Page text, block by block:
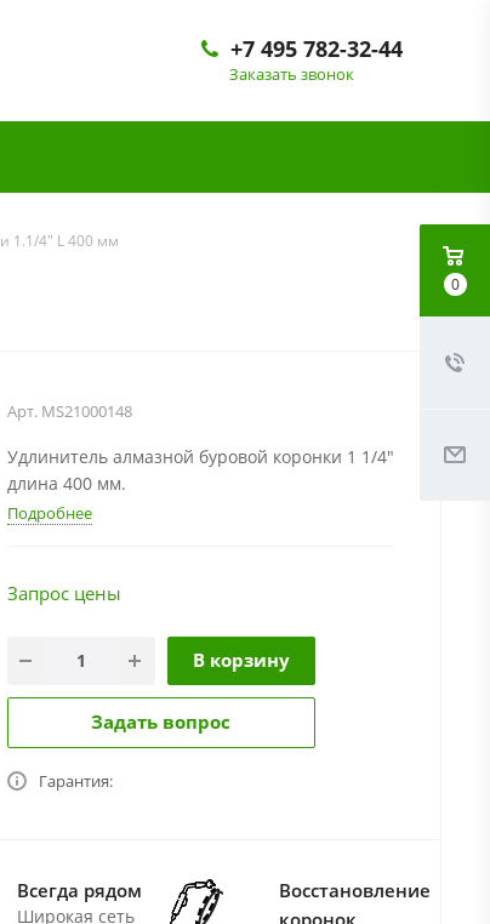
+7 495 782-32-44
Заказать звонок
1.1/4" L 400 мм
Арт. MS21000148
Удлинитель алмазной буровой коронки 1 1/4"
длина 400 мм.
Подробнее
Запрос цены
В корзину
Задать вопрос
Гарантия:
Всегда рядом
Широкая сеть
Восстановление
коронок
0